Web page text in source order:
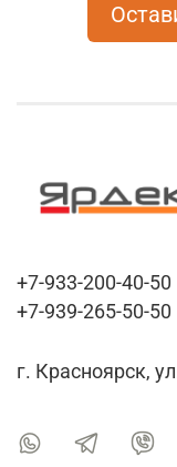
+7-933-200-40-50
+7-939-265-50-50
г. Красноярск,